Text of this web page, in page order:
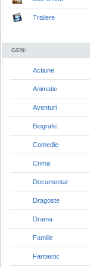
Trailere
GEN:
Actiune
Animatie
Aventuri
Biografic
Comedie
Crima
Documentar
Dragoste
Drama
Familie
Fantastic